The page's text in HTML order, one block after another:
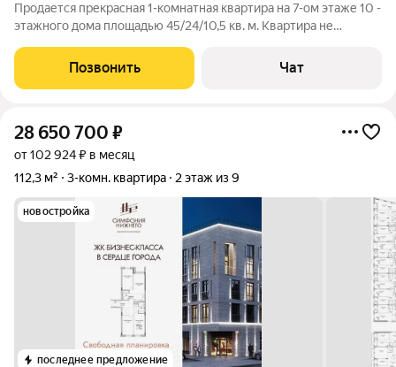
Продается прекрасная 1-комнатная квартира на 7-ом этаже 10 -
этажного дома площадью 45/24/10,5 кв. м. Квартира не
застекленную лоджию. В квартире произведен качественный
ремонт: натяжные потолки,
Позвонить Чат
28 650 700 ₽
от 102 924 ₽ в месяц
112,3 м²
3-комн. квартира 2 этаж из 9
новостройка
последнее предложение